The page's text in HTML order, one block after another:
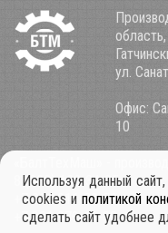
область,
ул.
Офис:
10
8 (800) 100-34-85
+7 921 911-39-53
+7 931 979-11-30
Используя данный
cookies и политикой
сделать сайт удобнее